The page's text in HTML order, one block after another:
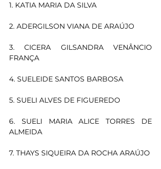
1. KATIA MARIA DA SILVA
2. ADERGILSON VIANA DE ARAÚJO
3. CICERA GILSANDRA VENÂNCIO
FRANÇA
4. SUELEIDE SANTOS BARBOSA
5. SUELI ALVES DE FIGUEREDO
6. SUELI MARIA ALICE TORRES DE
ALMEIDA
7. THAYS SIQUEIRA DA ROCHA ARAÚJO